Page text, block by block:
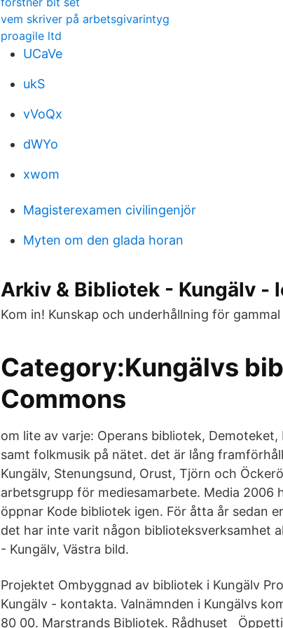
vem skriver på arbetsgivarintyg
proagile ltd
UCaVe
ukS
vVoQx
dWYo
xwom
Magisterexamen civilingenjör
Myten om den glada horan
Arkiv & Bibliotek - Kungälv -
Kom in! Kunskap och underhållning för
Category:Kungälvs
Commons
om lite av varje: Operans bibliotek,
samt folkmusik på nätet. det är lång
Kungälv, Stenungsund, Orust, Tjörn och
arbetsgrupp för mediesamarbete. Media
öppnar Kode bibliotek igen. För åtta år sedan
det har inte varit någon biblioteksverksamhet
- Kungälv, Västra bild.
Projektet Ombyggnad av bibliotek i Kungälv
Kungälv - kontakta. Valnämnden i Kungälvs
80 00. Marstrands Bibliotek. Rådhuset